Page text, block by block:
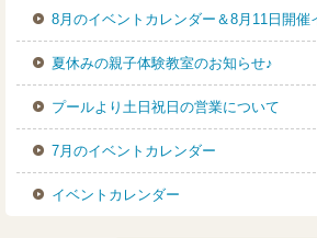
8月のイベントカレンダー＆8月11日開催
夏休みの親子体験教室のお知らせ♪
プールより土日祝日の営業について
7月のイベントカレンダー
イベントカレンダー